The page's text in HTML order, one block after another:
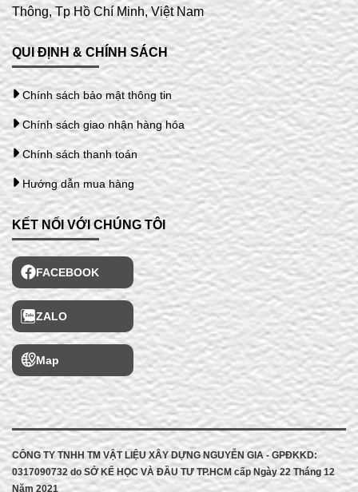
Thông, Tp Hồ Chí Minh, Việt Nam
QUI ĐỊNH & CHÍNH SÁCH
Chính sách bảo mật thông tin
Chính sách giao nhận hàng hóa
Chính sách thanh toán
Hướng dẫn mua hàng
KẾT NỐI VỚI CHÚNG TÔI
FACEBOOK
ZALO
Map
CÔNG TY TNHH TM VẬT LIỆU XÂY DỰNG NGUYỄN GIA - GPĐKKD:
0317090732 do SỞ KẾ HỌC VÀ ĐẦU TƯ TP.HCM cấp Ngày 22 Tháng 12
Năm 2021